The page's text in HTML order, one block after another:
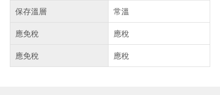
保存溫層
常溫
應免稅
應稅
應免稅
應稅